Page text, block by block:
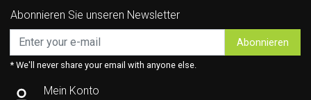
Abonnieren Sie unseren Newsletter
Abonnieren
* We'll never share your email with anyone else.
Mein Konto